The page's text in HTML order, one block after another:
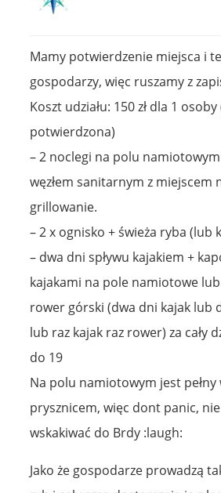
Mamy potwierdzenie miejsca i
gospodarzy, więc ruszamy z
Koszt udziału: 150 zł dla 1 osoby
potwierdzona)
– 2 noclegi na polu namiotowym
węzłem sanitarnym z miejscem
grillowanie.
– 2 x ognisko + świeża ryba (lub
– dwa dni spływu kajakiem +
kajakami na pole namiotowe
rower górski (dwa dni kajak lub
lub raz kajak raz rower) za cały
do 19
Na polu namiotowym jest pełny
prysznicem, więc dont panic,
wskakiwać do Brdy :laugh:
Jako że gospodarze prowadzą